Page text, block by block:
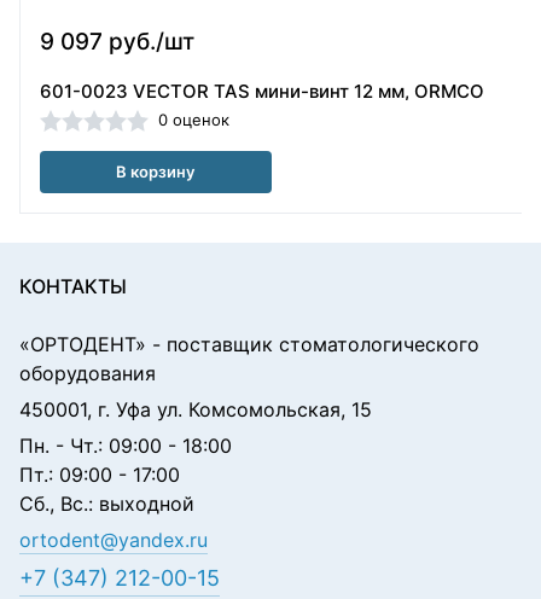
9 097 руб./шт
601-0023 VECTOR TAS мини-винт 12 мм, ORMCO
0 оценок
В корзину
КОНТАКТЫ
«ОРТОДЕНТ» - поставщик стоматологического
оборудования
450001, г. Уфа ул. Комсомольская, 15
Пн. - Чт.: 09:00 - 18:00
Пт.: 09:00 - 17:00
Сб., Вс.: выходной
ortodent@yandex.ru
+7 (347) 212-00-15